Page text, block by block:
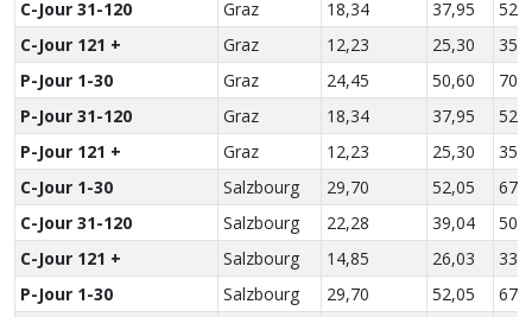
C-Jour 31-120
Graz 18,34 37,95
C-Jour 121 +
Graz 12,23 25,30
P-Jour 1-30
Graz 24,45 50,60
P-Jour 31-120
Graz 18,34 37,95
P-Jour 121 +
Graz 12,23 25,30
C-Jour 1-30
Salzbourg 29,70 52,05
C-Jour 31-120
Salzbourg 22,28 39,04
C-Jour 121 +
Salzbourg 14,85 26,03
P-Jour 1-30
Salzbourg 29,70 52,05